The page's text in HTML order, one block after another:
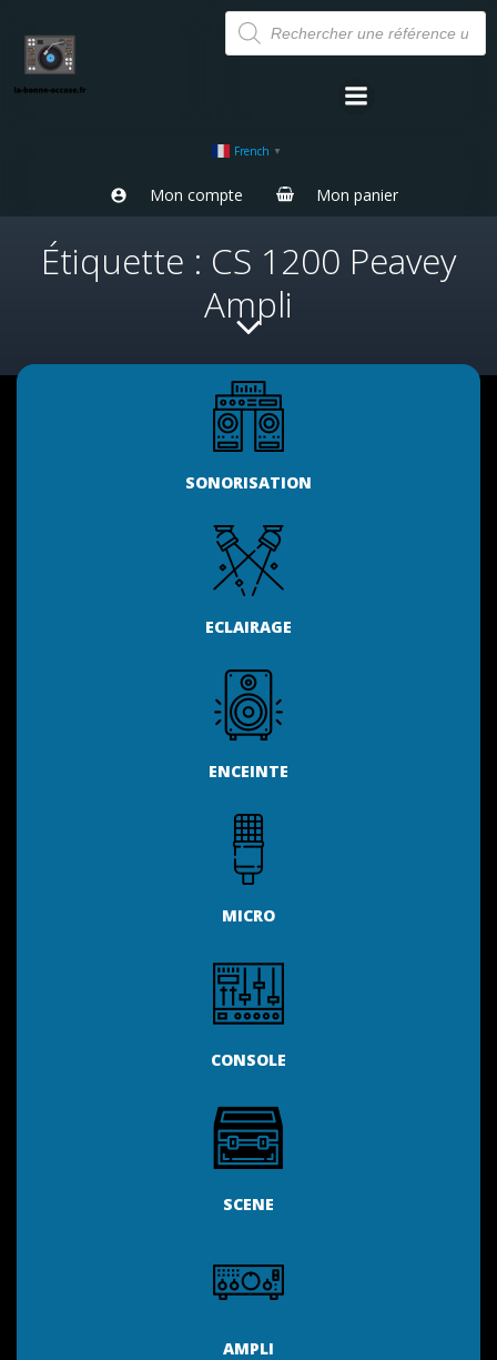
Aller
au
contenu
Recherche
de
produits
French ▼
Mon compte Mon panier
Étiquette : CS 1200 Peavey
Ampli
SONORISATION
ECLAIRAGE
ENCEINTE
MICRO
CONSOLE
SCENE
AMPLI